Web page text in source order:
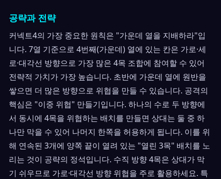
공략과 전략
커넥트4의 가장 중요한 원칙은 "가운데 열을 지배하라"입
니다. 7열 기준으로 4번째(가운데) 열에 있는 칸은 가로·세
로·대각선 방향으로 가장 많은 4목 조합에 참여할 수 있어
전략적 가치가 가장 높습니다. 초반에 가운데 열에 원반을
쌓으면 더 많은 방향으로 위협을 만들 수 있습니다. 공격의
핵심은 "이중 위협" 만들기입니다. 하나의 수로 두 방향에
서 동시에 4목을 위협하는 배치를 만들면 상대는 둘 중 하
나만 막을 수 있어 나머지 한쪽을 허용하게 됩니다. 이를 위
해 연속된 3개에 양쪽 끝이 열려 있는 "열린 3목" 배치를 노
리는 것이 공략의 정석입니다. 수직 방향 4목은 상대가 막
기 쉬우므로 가로·대각선 방향 위협을 주로 활용하세요. 특